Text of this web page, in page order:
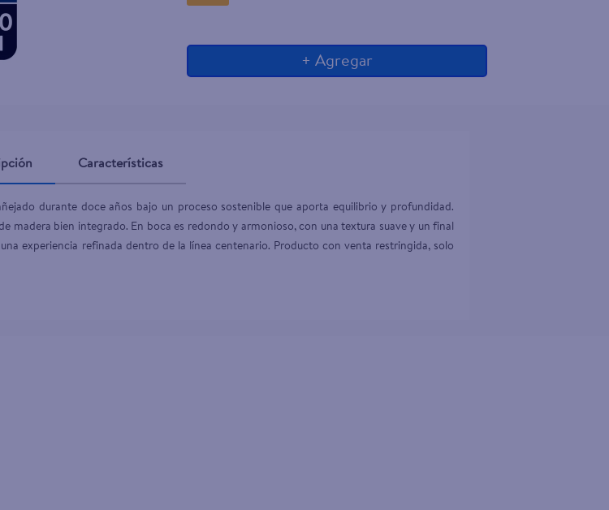
+ Agregar
Características
durante doce años bajo un proceso sostenible que aporta equilibrio y profundidad.
madera bien integrado. En boca es redondo y armonioso, con una textura suave y un final
experiencia refinada dentro de la línea centenario. Producto con venta restringida, solo